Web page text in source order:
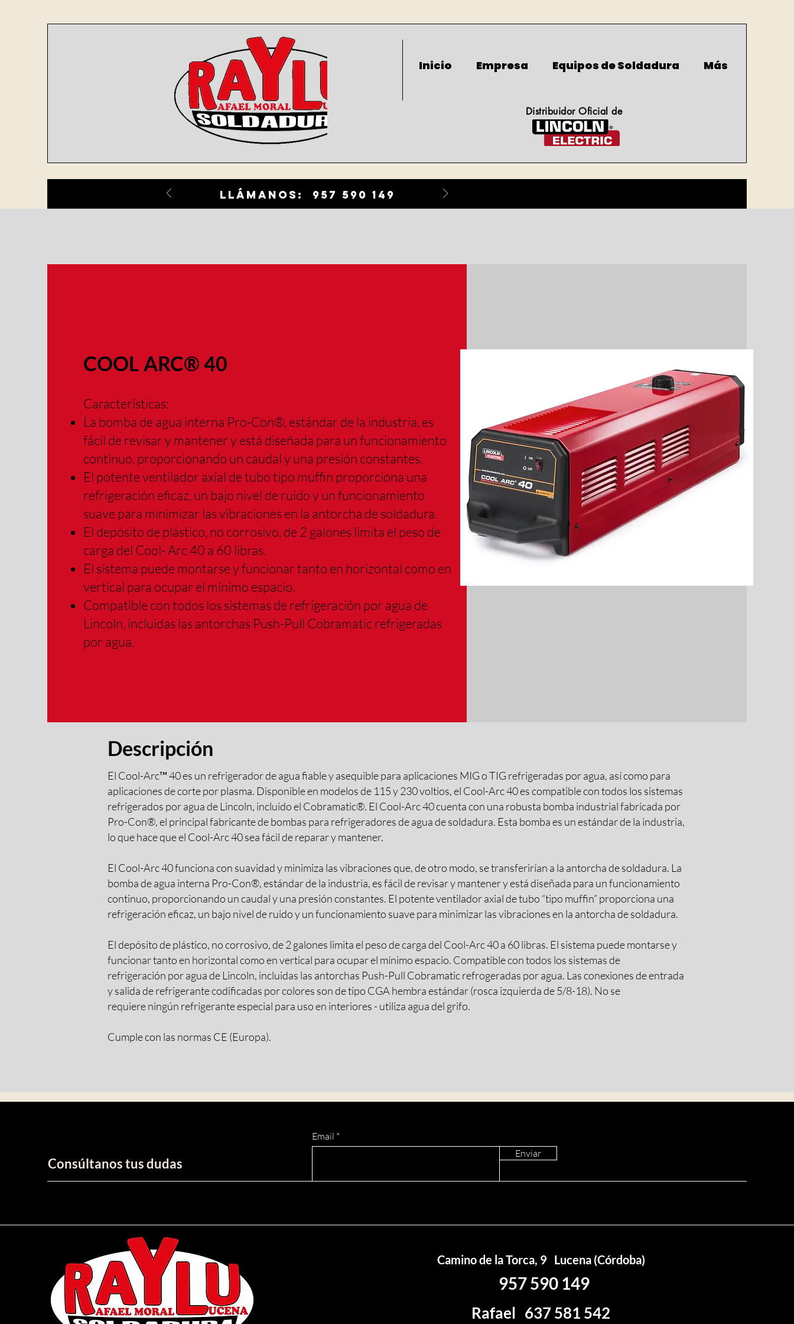
Inicio Empresa Equipos de Soldadura Más
Distribuidor Oficial de
llámanos: 957 590 149
COOL ARC® 40
Características:
La bomba de agua interna Pro-Con®, estándar de la industria, es
fácil de revisar y mantener y está diseñada para un funcionamiento
continuo, proporcionando un caudal y una presión constantes.
El potente ventilador axial de tubo tipo muffin proporciona una
refrigeración eficaz, un bajo nivel de ruido y un funcionamiento
suave para minimizar las vibraciones en la antorcha de soldadura.
El depósito de plástico, no corrosivo, de 2 galones limita el peso de
carga del Cool- Arc 40 a 60 libras.
El sistema puede montarse y funcionar tanto en horizontal como en
vertical para ocupar el mínimo espacio.
Compatible con todos los sistemas de refrigeración por agua de
Lincoln, incluidas las antorchas Push-Pull Cobramatic refrigeradas
por agua.
Descripción
El Cool-Arc™ 40 es un refrigerador de agua fiable y asequible para aplicaciones MIG o TIG refrigeradas por agua, así como para
aplicaciones de corte por plasma. Disponible en modelos de 115 y 230 voltios, el Cool-Arc 40 es compatible con todos los sistemas
refrigerados por agua de Lincoln, incluido el Cobramatic®. El Cool-Arc 40 cuenta con una robusta bomba industrial fabricada por
Pro-Con®, el principal fabricante de bombas para refrigeradores de agua de soldadura. Esta bomba es un estándar de la industria,
lo que hace que el Cool-Arc 40 sea fácil de reparar y mantener.
El Cool-Arc 40 funciona con suavidad y minimiza las vibraciones que, de otro modo, se transferirían a la antorcha de soldadura. La
bomba de agua interna Pro-Con®, estándar de la industria, es fácil de revisar y mantener y está diseñada para un funcionamiento
continuo, proporcionando un caudal y una presión constantes. El potente ventilador axial de tubo “tipo muffin” proporciona una
refrigeración eficaz, un bajo nivel de ruido y un funcionamiento suave para minimizar las vibraciones en la antorcha de soldadura.
El depósito de plástico, no corrosivo, de 2 galones limita el peso de carga del Cool-Arc 40 a 60 libras. El sistema puede montarse y
funcionar tanto en horizontal como en vertical para ocupar el mínimo espacio. Compatible con todos los sistemas de
refrigeración por agua de Lincoln, incluidas las antorchas Push-Pull Cobramatic refrogeradas por agua. Las conexiones de entrada
y salida de refrigerante codificadas por colores son de tipo CGA hembra estándar (rosca izquierda de 5/8-18). No se
requiere ningún refrigerante especial para uso en interiores - utiliza agua del grifo.
Cumple con las normas CE (Europa).
Consúltanos tus dudas
Enviar
Email
Camino de la Torca, 9 Lucena (Córdoba)
957 590 149
Rafael 637 581 542